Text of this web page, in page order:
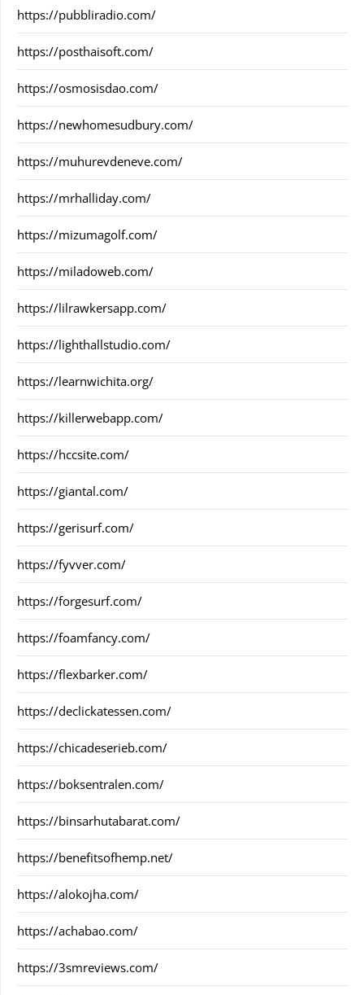
https://pubbliradio.com/
https://posthaisoft.com/
https://osmosisdao.com/
https://newhomesudbury.com/
https://muhurevdeneve.com/
https://mrhalliday.com/
https://mizumagolf.com/
https://miladoweb.com/
https://lilrawkersapp.com/
https://lighthallstudio.com/
https://learnwichita.org/
https://killerwebapp.com/
https://hccsite.com/
https://giantal.com/
https://gerisurf.com/
https://fyvver.com/
https://forgesurf.com/
https://foamfancy.com/
https://flexbarker.com/
https://declickatessen.com/
https://chicadeserieb.com/
https://boksentralen.com/
https://binsarhutabarat.com/
https://benefitsofhemp.net/
https://alokojha.com/
https://achabao.com/
https://3smreviews.com/